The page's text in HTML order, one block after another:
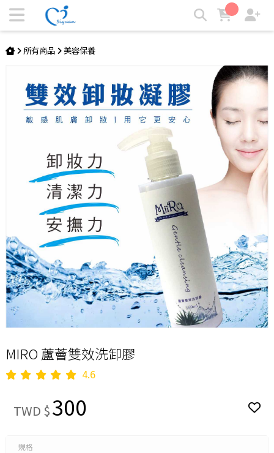
MIRO 蘆薈雙效洗卸膠 | SY思源醫材
所有商品 美容保養
MIRO 蘆薈雙效洗卸膠
4.6
TWD $300
規格